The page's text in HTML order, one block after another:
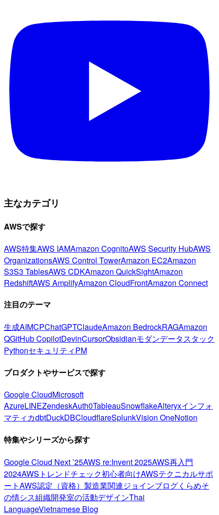
主なカテゴリ
AWSで探す
AWS特集AWS IAMAmazon CognitoAWS Security HubAWS
OrganizationsAWS Control TowerAmazon EC2Amazon
S3S3 TablesAWS CDKAmazon QuickSightAmazon
RedshiftAWS AmplifyAmazon CloudFrontAmazon Connect
注目のテーマ
生成AIMCPChatGPTClaudeAmazon BedrockRAGAmazon
QGitHub CopilotDevinCursorObsidianモダンデータスタック
PythonセキュリティPM
プロダクトやサービスで探す
Google CloudMicrosoft
AzureLINEZendeskAuth0TableauSnowflakeAlteryxインフォ
マティカdbtDuckDBCloudflareSplunkVision OneNotion
特集やシリーズから探す
Google Cloud Next ’25AWS re:Invent 2025AWS再入門
2024AWSトレンドチェック初心者向けAWSテクニカルサポ
ートAWS認定（資格） 製造業関連ジョインブログくらめそ
の情シス組織開発室の活動デザインThai
LanguageVietnamese Blog